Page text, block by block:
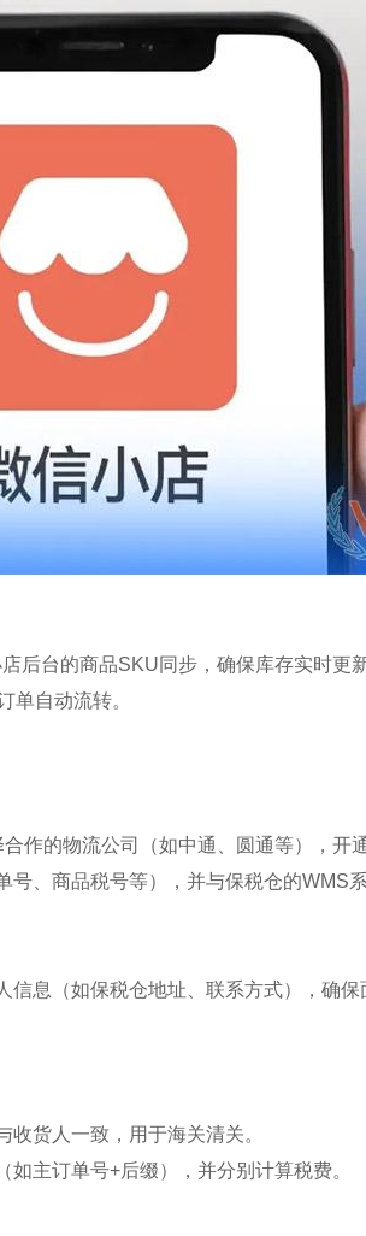
后台的商品SKU同步，确保库存实时更新
单自动流转。
作的物流公司（如中通、圆通等），开
、商品税号等），并与保税仓的WMS系
息（如保税仓地址、联系方式），确保
货人一致，用于海关清关。
主订单号+后缀），并分别计算税费。